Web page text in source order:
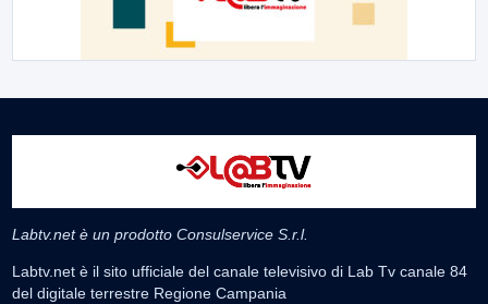
Labtv.net è un prodotto Consulservice S.r.l.
Labtv.net è il sito ufficiale del canale televisivo di Lab Tv canale 84
del digitale terrestre Regione Campania